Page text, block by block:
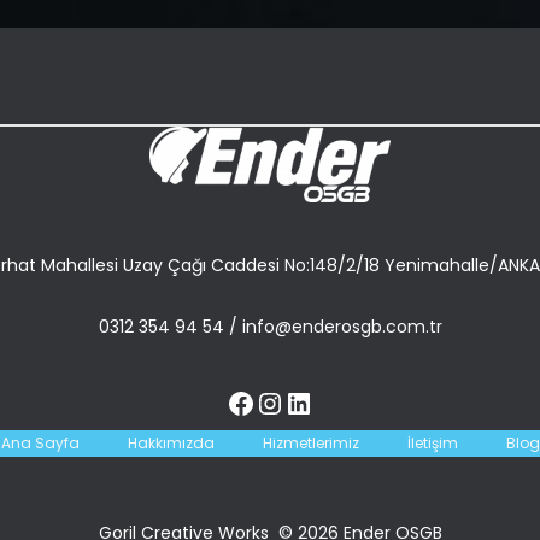
Mahallesi Uzay Çağı Caddesi No:148/2/18 Yenimahalle/
0312 354 94 54 / info@enderosgb.com.tr
Ana Sayfa Hakkımızda Hizmetlerimiz İletişim Blog
Goril Creative Works © 2026 Ender OSGB